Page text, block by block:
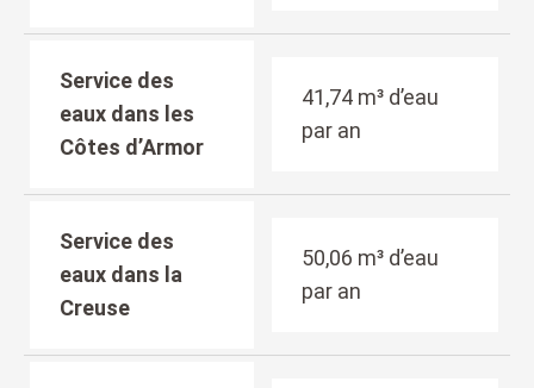
Service des
eaux dans les
Côtes d’Armor
41,74 m³ d’eau
par an
Service des
eaux dans la
Creuse
50,06 m³ d’eau
par an